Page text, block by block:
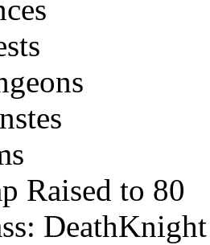
Raised to 80
DeathKnight